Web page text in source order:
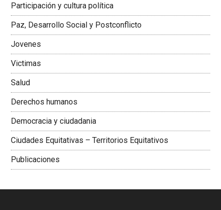
Colombiana
Participación y cultura política
Paz, Desarrollo Social y Postconflicto
Jovenes
Victimas
Salud
Derechos humanos
Democracia y ciudadania
Ciudades Equitativas – Territorios Equitativos
Publicaciones